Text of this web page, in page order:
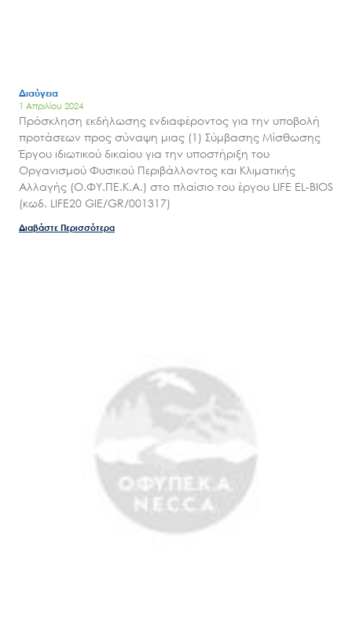
Ο.ΦΥ.ΠΕ.Κ.Α.
Νέα – Δημοσιότητα
Διαύγεια
1 Απριλίου 2024
Πρόσκληση εκδήλωσης ενδιαφέροντος για την υποβολή
προτάσεων προς σύναψη μιας (1) Σύμβασης Μίσθωσης
Έργου ιδιωτικού δικαίου για την υποστήριξη του
Οργανισμού Φυσικού Περιβάλλοντος και Κλιματικής
Αλλαγής (Ο.ΦΥ.ΠΕ.Κ.Α.) στο πλαίσιο του έργου LIFE EL-BIOS
(κωδ. LIFE20 GIE/GR/001317)
Διαβάστε Περισσότερα